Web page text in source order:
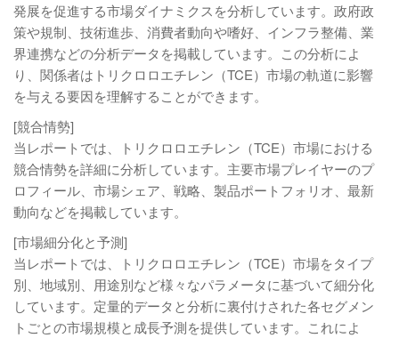
発展を促進する市場ダイナミクスを分析しています。政府政
策や規制、技術進歩、消費者動向や嗜好、インフラ整備、業
界連携などの分析データを掲載しています。この分析によ
り、関係者はトリクロロエチレン（TCE）市場の軌道に影響
を与える要因を理解することができます。
[競合情勢]
当レポートでは、トリクロロエチレン（TCE）市場における
競合情勢を詳細に分析しています。主要市場プレイヤーのプ
ロフィール、市場シェア、戦略、製品ポートフォリオ、最新
動向などを掲載しています。
[市場細分化と予測]
当レポートでは、トリクロロエチレン（TCE）市場をタイプ
別、地域別、用途別など様々なパラメータに基づいて細分化
しています。定量的データと分析に裏付けされた各セグメン
トごとの市場規模と成長予測を提供しています。これによ